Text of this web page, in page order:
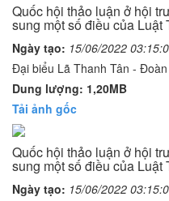
Quốc hội thảo luận ở hội
sung một số điều của Luật
Ngày tạo: 15/06/2022
Đại biểu Lã Thanh Tân -
Dung lượng: 1,20MB
Tải ảnh gốc
Quốc hội thảo luận ở hội
sung một số điều của Luật
Ngày tạo: 15/06/2022